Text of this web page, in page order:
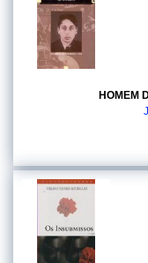
HOMEM